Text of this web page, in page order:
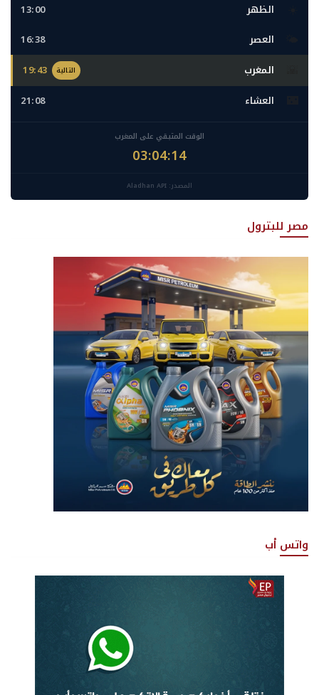
الظهر 13:00
العصر 16:38
المغرب التالية 19:43
العشاء 21:08
الوقت المتبقي على المغرب
03:04:13
المصدر: Aladhan API
مصر للبترول
واتس أب